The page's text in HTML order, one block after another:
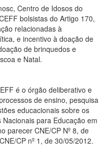
Centro de Idosos do
bolsistas do Artigo 170,
relacionadas à
e incentivo à doação de
de brinquedos e
e Natal.
é o órgão deliberativo e
de ensino, pesquisa
educacionais sobre os
para Educação em
parecer CNE/CP Nº 8, de
CP nº 1, de 30/05/2012.